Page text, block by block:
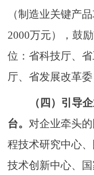
（制造业关键产
2000万元），鼓
位：省科技厅、
厅、省发展改革委
（四） 引导
台。 对企业牵头
程技术研究中心
技术创新中心、